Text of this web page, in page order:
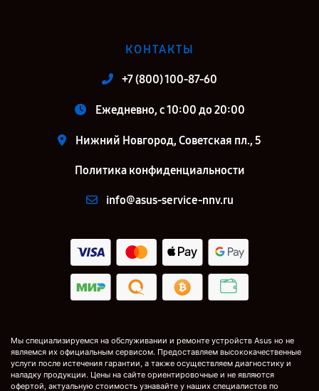
КОНТАКТЫ
+7 (800) 100-87-60
Ежедневно, с 10:00 до 20:00
Нижний Новгород, Советская пл., 5
Политика конфиденциальности
info@asus-service-nnv.ru
Мы специализируемся на обслуживании и ремонте устройств Asus но не
являемся их официальным сервисом. Предоставляем высококачественные
услуги после истечения гарантии, а также осуществляем диагностику и
наладку продукции. Цены на сайте ориентировочные и не являются
офертой, актуальную стоимость узнавайте у наших специалистов по